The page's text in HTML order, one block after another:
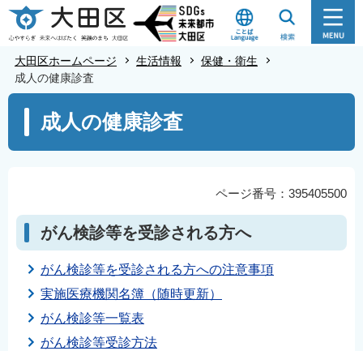
こ
の
ジ
大田区ホームページ 生活情報
保健・衛生
成人の健康診査
こ
ら
成人の健康診査
ページ番号：395405500
がん検診等を受診される方へ
がん検診等を受診される方への注意事項
実施医療機関名簿（随時更新）
がん検診等一覧表
がん検診等受診方法